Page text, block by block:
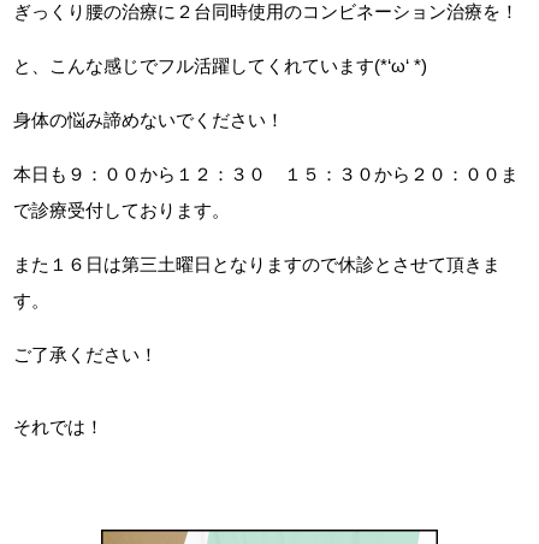
ぎっくり腰の治療に２台同時使用のコンビネーション治療を！
と、こんな感じでフル活躍してくれています(*‘ω‘ *)
身体の悩み諦めないでください！
本日も９：００から１２：３０ １５：３０から２０：００ま
で診療受付しております。
また１６日は第三土曜日となりますので休診とさせて頂きま
す。
ご了承ください！
それでは！